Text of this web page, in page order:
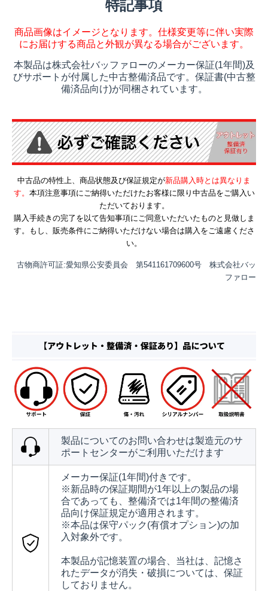
特記事項
商品画像はイメージとなります。仕様変更等に伴い実際
にお届けする商品と外観が異なる場合がございます。
本製品は株式会社バッファローのメーカー保証(1年間)及
びサポートが付属した中古整備済品です。保証書(中古整
備済品向け)が同梱されています。
中古品の特性上、商品状態及び保証規定が新品購入時とは異なりま
す。 本項注意事項にご納得いただけたお客様に限り中古品をご購入い
ただいております。
購入手続きの完了を以て告知事項にご同意いただいたものと見做しま
す。もし、販売条件にご納得いただけない場合は購入をご遠慮くださ
い。
古物商許可証:愛知県公安委員会 第541161709600号 株式会社バッ
ファロー
製品についてのお問い合わせは製造元のサ
ポートセンターがご利用いただけます
メーカー保証(1年間)付きです。
※新品時の保証期間が1年以上の製品の場
合であっても、整備済では1年間の整備済
品向け保証規定が適用されます。
※本品は保守パック(有償オプション)の加
入対象外です。
本製品が記憶装置の場合、当社は、記憶さ
れたデータが消失・破損については、保証
しておりません。